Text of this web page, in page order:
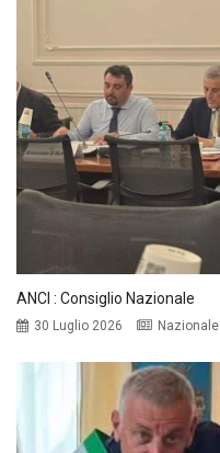
ANCI : Consiglio Nazionale
30 Luglio 2026 Nazionale